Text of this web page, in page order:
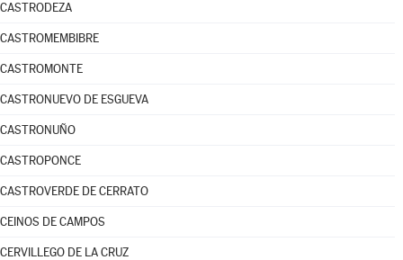
CASTRODEZA
CASTROMEMBIBRE
CASTROMONTE
CASTRONUEVO DE ESGUEVA
CASTRONUÑO
CASTROPONCE
CASTROVERDE DE CERRATO
CEINOS DE CAMPOS
CERVILLEGO DE LA CRUZ